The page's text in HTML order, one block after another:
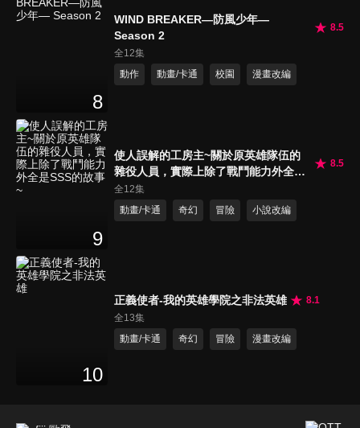
8
WIND BREAKER—防風少年—
Season 2
8.5
全12集
動作
動畫/卡通 校園 漫畫改編
9
使人誤解的工房主~關於原英雄隊伍的
雜役人員，實際上除了戰鬥能力外全是
SSS的故事~
8.5
全12集
動畫/卡通
奇幻 冒險 小說改編
10
正義使者-我的英雄學院之非法英雄
8.1
全13集
動畫/卡通
奇幻 冒險 漫畫改編